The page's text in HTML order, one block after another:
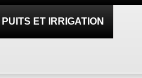
ET IRRIGATION